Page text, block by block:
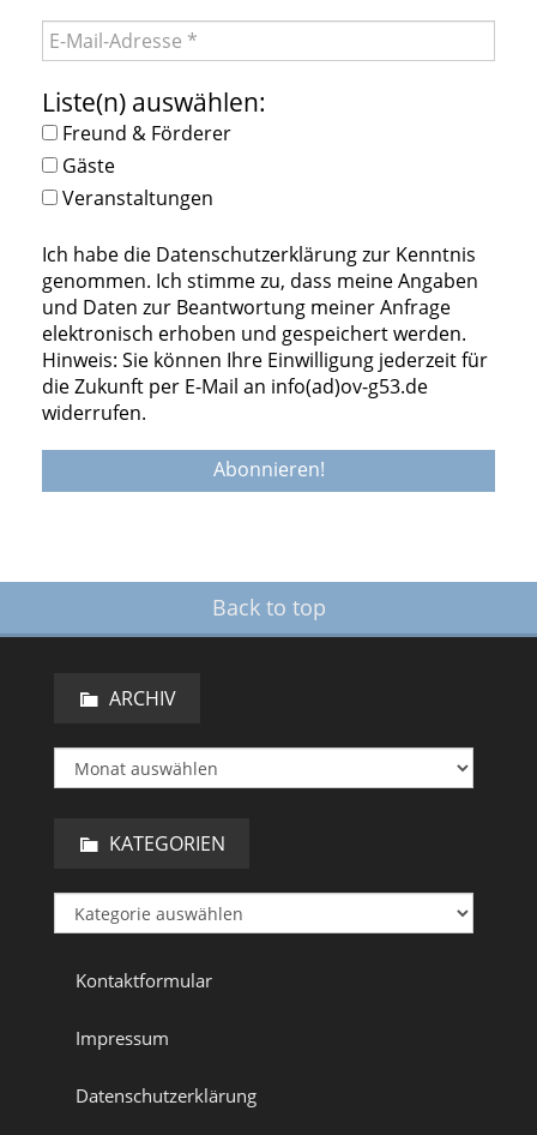
Liste(n) auswählen:
Freund & Förderer
Gäste
Veranstaltungen
Ich habe die Datenschutzerklärung zur Kenntnis
genommen. Ich stimme zu, dass meine Angaben
und Daten zur Beantwortung meiner Anfrage
elektronisch erhoben und gespeichert werden.
Hinweis: Sie können Ihre Einwilligung jederzeit für
die Zukunft per E-Mail an info(ad)ov-g53.de
widerrufen.
Back to top
ARCHIV
KATEGORIEN
Kontaktformular
Impressum
Datenschutzerklärung